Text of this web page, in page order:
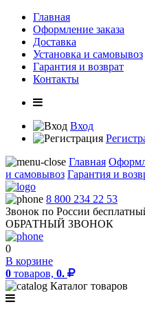
Главная
Оформление заказа
Доставка
Установка и самовывоз
Гарантия и возврат
Контакты
Вход
Главная
и самовывоз Гарантия и
8 800 234 22 53
Звонок по России
ОБРАТНЫЙ ЗВОНОК
0
В корзине
0 товаров, 0.
Каталог товаров